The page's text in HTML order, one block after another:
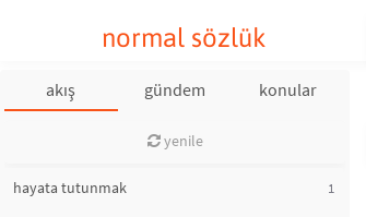
normal sözlük
akış gündem konular
yenile
hayata tutunmak 1